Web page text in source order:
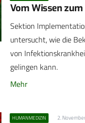
Vom Wissen zum
Sektion
untersucht, wie die
von
gelingen kann.
Mehr
HUMANMEDIZIN 2.